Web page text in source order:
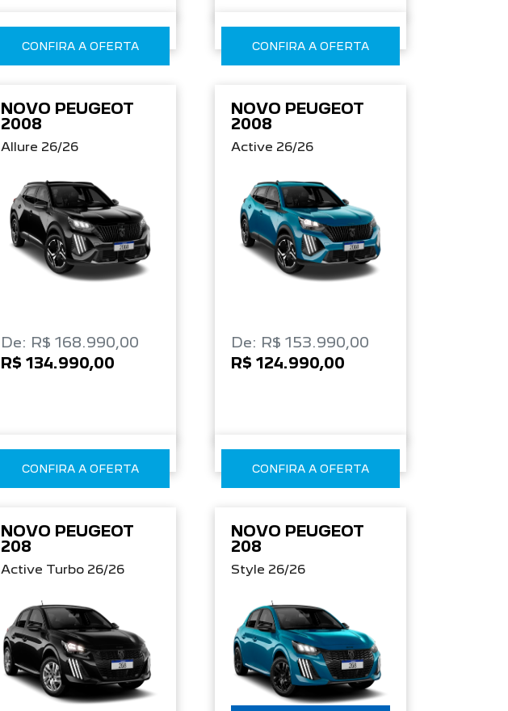
CONFIRA A OFERTA CONFIRA A OFERTA
NOVO PEUGEOT
2008
Allure 26/26
De: R$ 168.990,00
R$ 134.990,00
CONFIRA A OFERTA
NOVO PEUGEOT
2008
Active 26/26
De: R$ 153.990,00
R$ 124.990,00
CONFIRA A OFERTA
NOVO PEUGEOT
208
Active Turbo 26/26
NOVO PEUGEOT
208
Style 26/26